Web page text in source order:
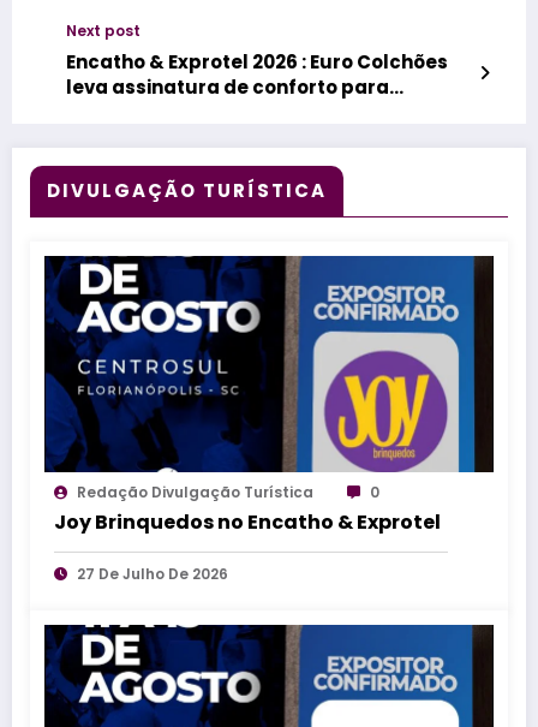
Next post
Encatho & Exprotel 2026 : Euro Colchões
leva assinatura de conforto para
DIVULGAÇÃO TURÍSTICA
Redação Divulgação Turística 0
Joy Brinquedos no Encatho & Exprotel
27 De Julho De 2026